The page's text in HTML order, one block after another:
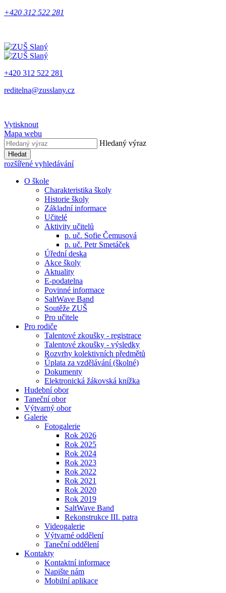
+420 312 522 281
+420 312 522 281
reditelna@zusslany.cz
Vytisknout
Mapa webu
Hledaný výraz
Hledat
rozšířené vyhledávání
O škole
Charakteristika školy
Historie školy
Základní informace
Učitelé
Aktivity učitelů
p. uč. Sofie Čemusová
p. uč. Petr Smetáček
Úřední deska
Akce školy
Aktuality
E-podatelna
Povinné informace
SaltWave Band
Soutěže ZUŠ
Pro učitele
Pro rodiče
Talentové zkoušky - registrace
Talentové zkoušky - výsledky
Rozvrhy kolektivních předmětů
Úplata za vzdělávání (školné)
Dokumenty
Elektronická žákovská knížka
Hudební obor
Taneční obor
Výtvarný obor
Galerie
Fotogalerie
Rok 2026
Rok 2025
Rok 2024
Rok 2023
Rok 2022
Rok 2021
Rok 2020
Rok 2019
SaltWave Band
Rekonstrukce III. patra
Videogalerie
Výtvarné oddělení
Taneční oddělení
Kontakty
Kontaktní informace
Napište nám
Mobilní aplikace